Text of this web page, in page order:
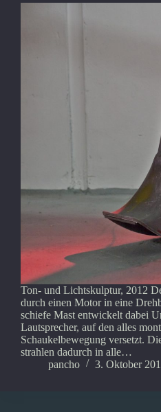
Ton- und Lichtskulptur, 2012
durch einen Motor in eine
schiefe Mast entwickelt dabei
Lautsprecher, auf den alles
Schaukelbewegung versetzt.
strahlen dadurch in alle…
pancho
3. Oktober